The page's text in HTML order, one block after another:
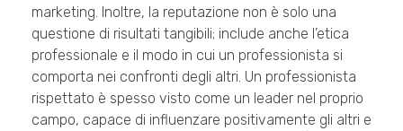
marketing. Inoltre, la reputazione non è solo una
questione di risultati tangibili; include anche l’etica
professionale e il modo in cui un professionista si
comporta nei confronti degli altri. Un professionista
rispettato è spesso visto come un leader nel proprio
campo, capace di influenzare positivamente gli altri e